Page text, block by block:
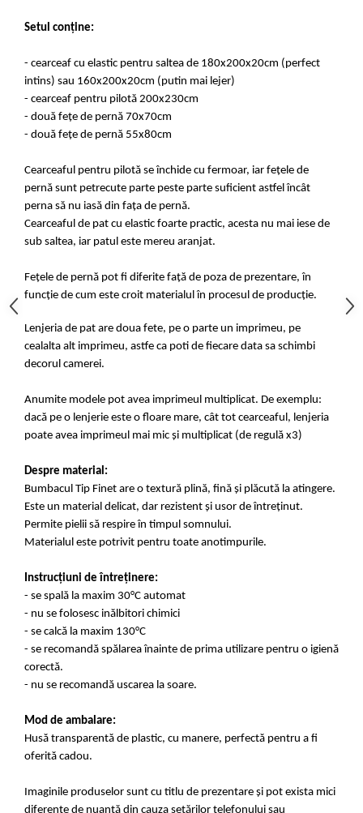
Setul conține:
- cearceaf cu elastic pentru saltea de 180x200x20cm (perfect
intins) sau 160x200x20cm (putin mai lejer)
- cearceaf pentru pilotă 200x230cm
- două fețe de pernă 70x70cm
- două fețe de pernă 55x80cm
Cearceaful pentru pilotă se închide cu fermoar, iar fețele de
pernă sunt petrecute parte peste parte suficient astfel încât
perna să nu iasă din fața de pernă.
Cearceaful de pat cu elastic foarte practic, acesta nu mai iese de
sub saltea, iar patul este mereu aranjat.
Fețele de pernă pot fi diferite față de poza de prezentare, în
funcție de cum este croit materialul în procesul de producție.
Lenjeria de pat are doua fete, pe o parte un imprimeu, pe
cealalta alt imprimeu, astfe ca poti de fiecare data sa schimbi
decorul camerei.
Anumite modele pot avea imprimeul multiplicat. De exemplu:
dacă pe o lenjerie este o floare mare, cât tot cearceaful, lenjeria
poate avea imprimeul mai mic și multiplicat (de regulă x3)
Despre material:
Bumbacul Tip Finet are o textură plină, fină și plăcută la atingere.
Este un material delicat, dar rezistent și usor de întreținut.
Permite pielii să respire în timpul somnului.
Materialul este potrivit pentru toate anotimpurile.
Instrucțiuni de întreținere:
- se spală la maxim 30°C automat
- nu se folosesc inălbitori chimici
- se calcă la maxim 130°C
- se recomandă spălarea înainte de prima utilizare pentru o igienă
corectă.
- nu se recomandă uscarea la soare.
Mod de ambalare:
Husă transparentă de plastic, cu manere, perfectă pentru a fi
oferită cadou.
Imaginile produselor sunt cu titlu de prezentare și pot exista mici
diferențe de nuanță din cauza setărilor telefonului sau